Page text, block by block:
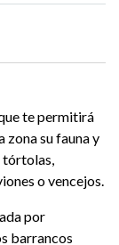
te permitirá
zona su fauna y
o vencejos.
por
barrancos